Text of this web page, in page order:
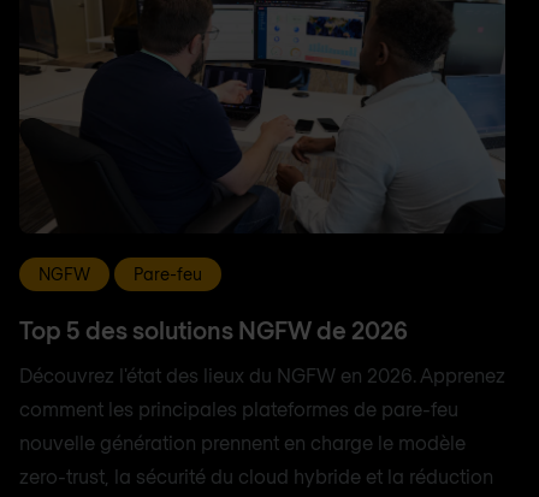
NGFW Pare-feu
Top 5 des solutions NGFW de 2026
Découvrez l'état des lieux du NGFW en 2026. Apprenez
comment les principales plateformes de pare-feu
nouvelle génération prennent en charge le modèle
zero-trust, la sécurité du cloud hybride et la réduction